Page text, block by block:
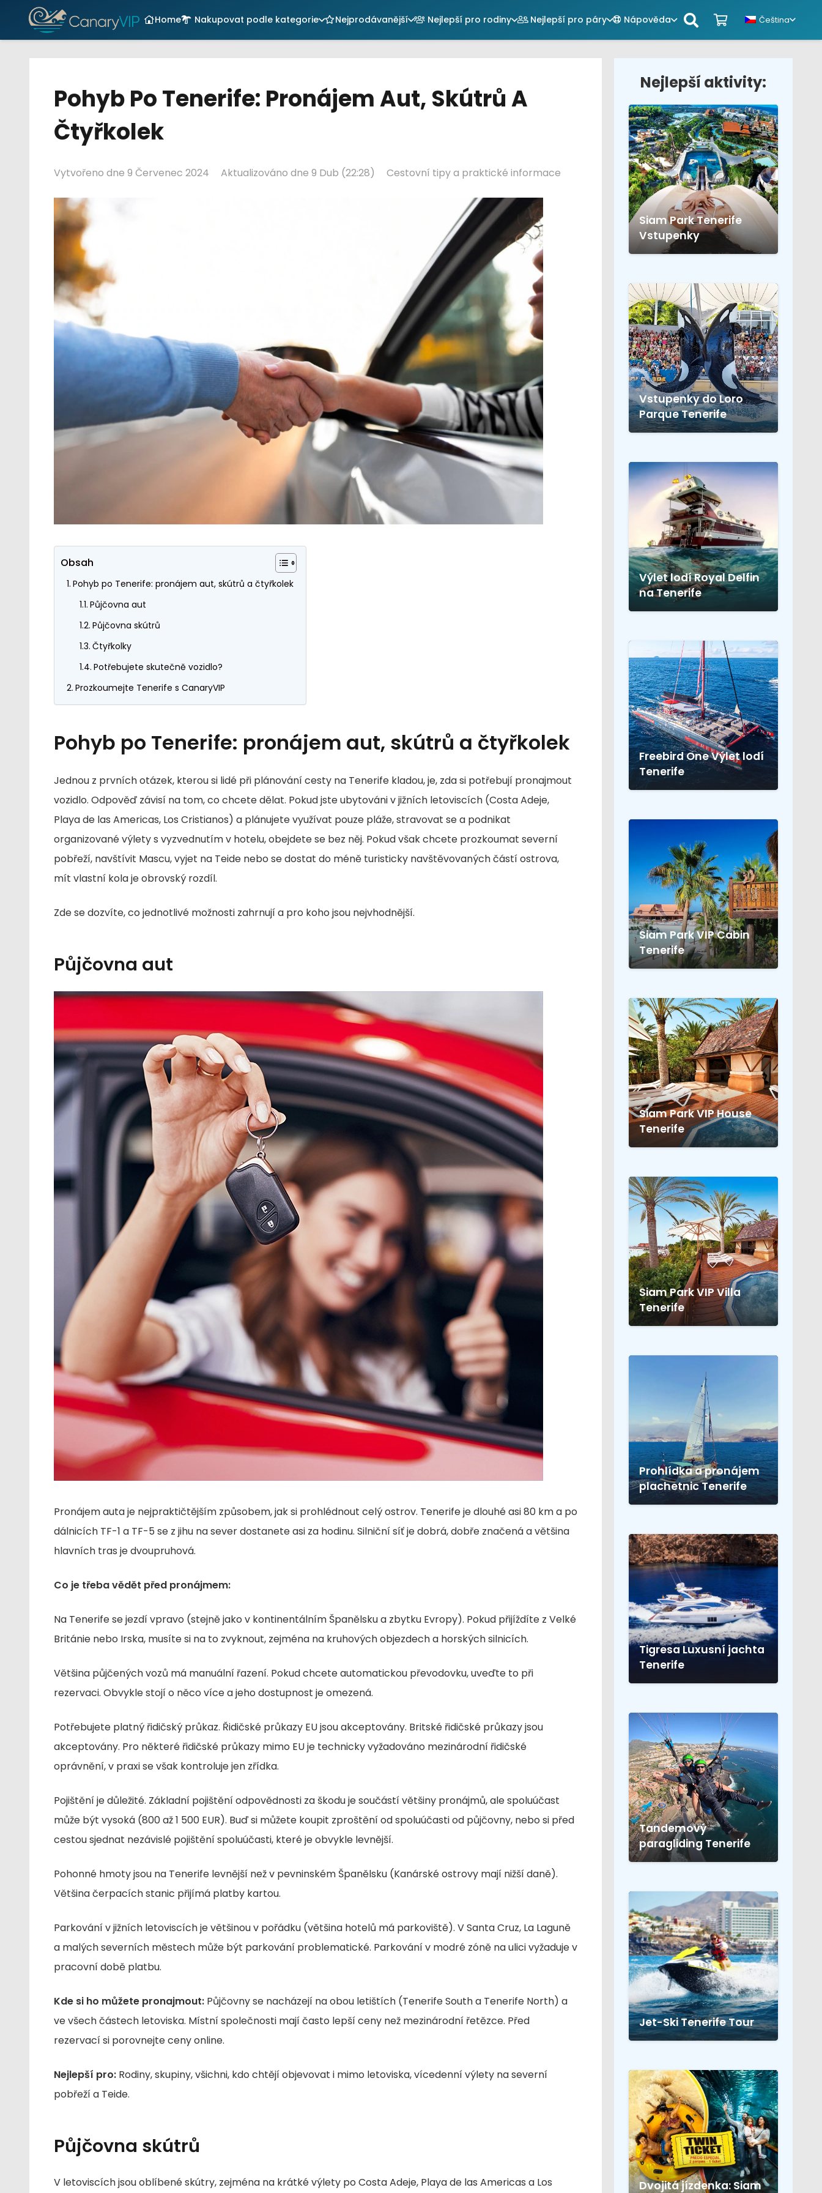
Home Nakupovat podle kategorie Nejprodávanější Nejlepší pro rodiny Nejlepší pro páry Nápověda Čeština
Pohyb Po Tenerife: Pronájem Aut, Skútrů A
Čtyřkolek
Vytvořeno dne 9 Červenec 2024 Aktualizováno dne9 Dub (22:28) Cestovní tipy a praktické informace
Obsah
Pohyb po Tenerife: pronájem aut, skútrů a čtyřkolek
Půjčovna aut
Půjčovna skútrů
Čtyřkolky
Potřebujete skutečně vozidlo?
Prozkoumejte Tenerife s CanaryVIP
Pohyb po Tenerife: pronájem aut, skútrů a čtyřkolek
Jednou z prvních otázek, kterou si lidé při plánování cesty na Tenerife kladou, je, zda si potřebují pronajmout
vozidlo. Odpověď závisí na tom, co chcete dělat. Pokud jste ubytováni v jižních letoviscích (Costa Adeje,
Playa de las Americas, Los Cristianos) a plánujete využívat pouze pláže, stravovat se a podnikat
organizované výlety s vyzvednutím v hotelu, obejdete se bez něj. Pokud však chcete prozkoumat severní
pobřeží, navštívit Mascu, vyjet na Teide nebo se dostat do méně turisticky navštěvovaných částí ostrova,
mít vlastní kola je obrovský rozdíl.
Zde se dozvíte, co jednotlivé možnosti zahrnují a pro koho jsou nejvhodnější.
Půjčovna aut
Pronájem auta je nejpraktičtějším způsobem, jak si prohlédnout celý ostrov. Tenerife je dlouhé asi 80 km a po
dálnicích TF-1 a TF-5 se z jihu na sever dostanete asi za hodinu. Silniční síť je dobrá, dobře značená a většina
hlavních tras je dvoupruhová.
Co je třeba vědět před pronájmem:
Na Tenerife se jezdí vpravo (stejně jako v kontinentálním Španělsku a zbytku Evropy). Pokud přijíždíte z Velké
Británie nebo Irska, musíte si na to zvyknout, zejména na kruhových objezdech a horských silnicích.
Většina půjčených vozů má manuální řazení. Pokud chcete automatickou převodovku, uveďte to při
rezervaci. Obvykle stojí o něco více a jeho dostupnost je omezená.
Potřebujete platný řidičský průkaz. Řidičské průkazy EU jsou akceptovány. Britské řidičské průkazy jsou
akceptovány. Pro některé řidičské průkazy mimo EU je technicky vyžadováno mezinárodní řidičské
oprávnění, v praxi se však kontroluje jen zřídka.
Pojištění je důležité. Základní pojištění odpovědnosti za škodu je součástí většiny pronájmů, ale spoluúčast
může být vysoká (800 až 1 500 EUR). Buď si můžete koupit zproštění od spoluúčasti od půjčovny, nebo si před
cestou sjednat nezávislé pojištění spoluúčasti, které je obvykle levnější.
Pohonné hmoty jsou na Tenerife levnější než v pevninském Španělsku (Kanárské ostrovy mají nižší daně).
Většina čerpacích stanic přijímá platby kartou.
Parkování v jižních letoviscích je většinou v pořádku (většina hotelů má parkoviště). V Santa Cruz, La Laguně
a malých severních městech může být parkování problematické. Parkování v modré zóně na ulici vyžaduje v
pracovní době platbu.
Kde si ho můžete pronajmout: Půjčovny se nacházejí na obou letištích (Tenerife South a Tenerife North) a
ve všech částech letoviska. Místní společnosti mají často lepší ceny než mezinárodní řetězce. Před
rezervací si porovnejte ceny online.
Nejlepší pro: Rodiny, skupiny, všichni, kdo chtějí objevovat i mimo letoviska, vícedenní výlety na severní
pobřeží a Teide.
Půjčovna skútrů
V letoviscích jsou oblíbené skútry, zejména na krátké výlety po Costa Adeje, Playa de las Americas a Los
Nejlepší aktivity:
Siam Park Tenerife
Vstupenky
Vstupenky do Loro
Parque Tenerife
Výlet lodí Royal Delfin
na Tenerife
Freebird One Výlet lodí
Tenerife
Siam Park VIP Cabin
Tenerife
Siam Park VIP House
Tenerife
Siam Park VIP Villa
Tenerife
Prohlídka a pronájem
plachetnic Tenerife
Tigresa Luxusní jachta
Tenerife
Tandemový
paragliding Tenerife
Jet-Ski Tenerife Tour
Dvojitá jízdenka: Siam